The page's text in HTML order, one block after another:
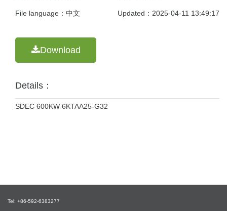
File language：中文 Updated：2025-04-11 13:49:17
Download
Details：
SDEC 600KW 6KTAA25-G32
Tel: +86-592-6383277